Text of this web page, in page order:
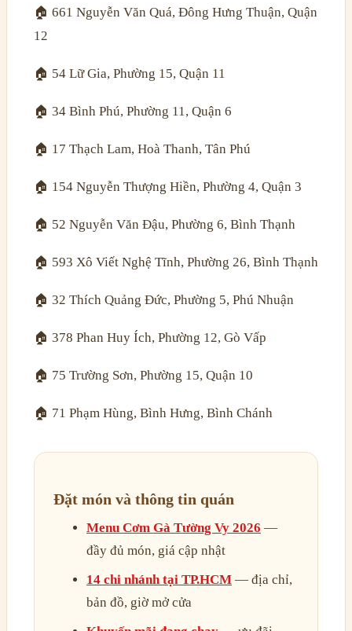
🏠 661 Nguyễn Văn Quá, Đông Hưng Thuận, Quận
12
🏠 54 Lữ Gia, Phường 15, Quận 11
🏠 34 Bình Phú, Phường 11, Quận 6
🏠 17 Thạch Lam, Hoà Thanh, Tân Phú
🏠 154 Nguyễn Thượng Hiền, Phường 4, Quận 3
🏠 52 Nguyễn Văn Đậu, Phường 6, Bình Thạnh
🏠 593 Xô Viết Nghệ Tĩnh, Phường 26, Bình Thạnh
🏠 32 Thích Quảng Đức, Phường 5, Phú Nhuận
🏠 378 Phan Huy Ích, Phường 12, Gò Vấp
🏠 75 Trường Sơn, Phường 15, Quận 10
🏠 71 Phạm Hùng, Bình Hưng, Bình Chánh
Đặt món và thông tin quán
Menu Cơm Gà Tường Vy 2026 —
đầy đủ món, giá cập nhật
14 chi nhánh tại TP.HCM — địa chỉ,
bản đồ, giờ mở cửa